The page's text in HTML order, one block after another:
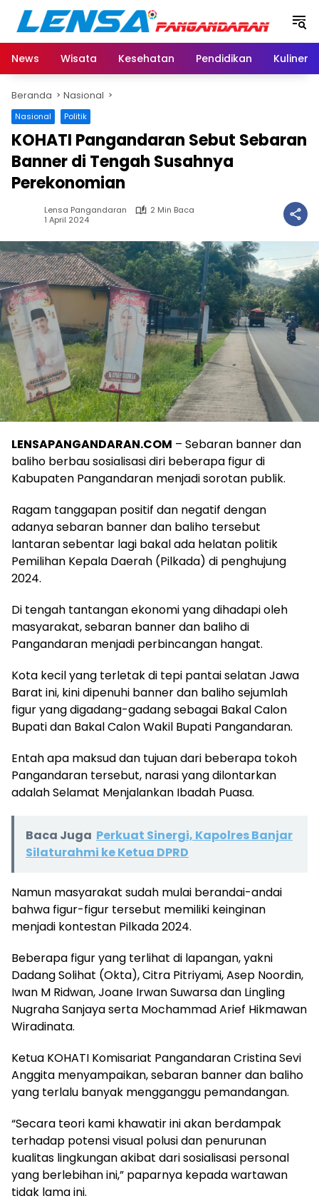
Langsung
konten
News
Wisata Kesehatan Pendidikan Kuliner
Beranda Nasional
Nasional Politik
KOHATI Pangandaran Sebut Sebaran
Banner di Tengah Susahnya
Perekonomian
Lensa Pangandaran
2 Min Baca
1 April 2024
LENSAPANGANDARAN.COM – Sebaran banner dan
baliho berbau sosialisasi diri beberapa figur di
Kabupaten Pangandaran menjadi sorotan publik.
Ragam tanggapan positif dan negatif dengan
adanya sebaran banner dan baliho tersebut
lantaran sebentar lagi bakal ada helatan politik
Pemilihan Kepala Daerah (Pilkada) di penghujung
2024.
Di tengah tantangan ekonomi yang dihadapi oleh
masyarakat, sebaran banner dan baliho di
Pangandaran menjadi perbincangan hangat.
Kota kecil yang terletak di tepi pantai selatan Jawa
Barat ini, kini dipenuhi banner dan baliho sejumlah
figur yang digadang-gadang sebagai Bakal Calon
Bupati dan Bakal Calon Wakil Bupati Pangandaran.
Entah apa maksud dan tujuan dari beberapa tokoh
Pangandaran tersebut, narasi yang dilontarkan
adalah Selamat Menjalankan Ibadah Puasa.
Baca Juga Perkuat Sinergi, Kapolres Banjar
Silaturahmi ke Ketua DPRD
Namun masyarakat sudah mulai berandai-andai
bahwa figur-figur tersebut memiliki keinginan
menjadi kontestan Pilkada 2024.
Beberapa figur yang terlihat di lapangan, yakni
Dadang Solihat (Okta), Citra Pitriyami, Asep Noordin,
Iwan M Ridwan, Joane Irwan Suwarsa dan Lingling
Nugraha Sanjaya serta Mochammad Arief Hikmawan
Wiradinata.
Ketua KOHATI Komisariat Pangandaran Cristina Sevi
Anggita menyampaikan, sebaran banner dan baliho
yang terlalu banyak mengganggu pemandangan.
“Secara teori kami khawatir ini akan berdampak
terhadap potensi visual polusi dan penurunan
kualitas lingkungan akibat dari sosialisasi personal
yang berlebihan ini,” paparnya kepada wartawan
tidak lama ini.